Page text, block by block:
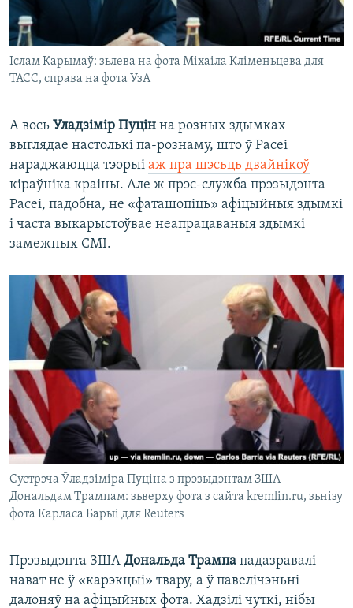
Іслам Карымаў: зьлева на фота Міхаіла Кліменьцева для
ТАСС, справа на фота УзА
А вось Уладзімір Пуцін на розных здымках
выглядае настолькі па-рознаму, што ў Расеі
нараджаюцца тэорыі аж пра шэсьць двайнікоў
кіраўніка краіны. Але ж прэс-служба прэзыдэнта
Расеі, падобна, не «фаташопіць» афіцыйныя здымкі
і часта выкарыстоўвае неапрацаваныя здымкі
замежных СМІ.
Сустрэча Ўладзіміра Пуціна з прэзыдэнтам ЗША
Дональдам Трампам: зьверху фота з сайта kremlin.ru, зьнізу
фота Карласа Барыі для Reuters
Прэзыдэнта ЗША Дональда Трампа падазравалі
нават не ў «карэкцыі» твару, а ў павелічэньні
далоняў на афіцыйных фота. Хадзілі чуткі, нібы